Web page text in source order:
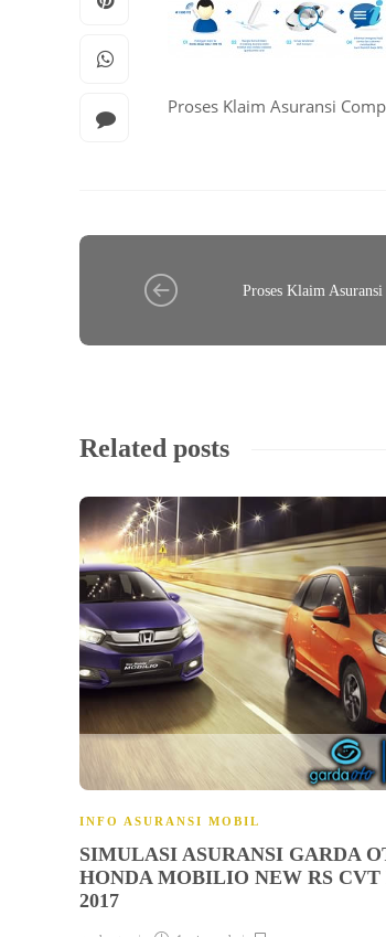
Proses Klaim Asuransi
Proses Klaim
Related posts
INFO ASURANSI MOBIL
SIMULASI ASURANSI GARDA
HONDA MOBILIO NEW RS
2017